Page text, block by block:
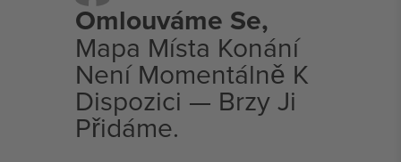
Omlouváme Se,
Mapa Místa Konání
Není Momentálně K
Dispozici — Brzy Ji
Přidáme.